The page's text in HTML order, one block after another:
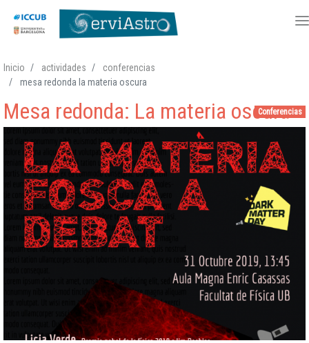
principal
Inicio actividades
conferencias
mesa redonda la materia oscura
Conferencias
Mesa redonda: La materia oscura